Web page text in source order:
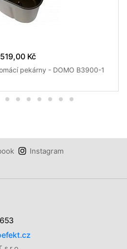
519,00 Kč
pekárny - DOMO B3900-1
Instagram